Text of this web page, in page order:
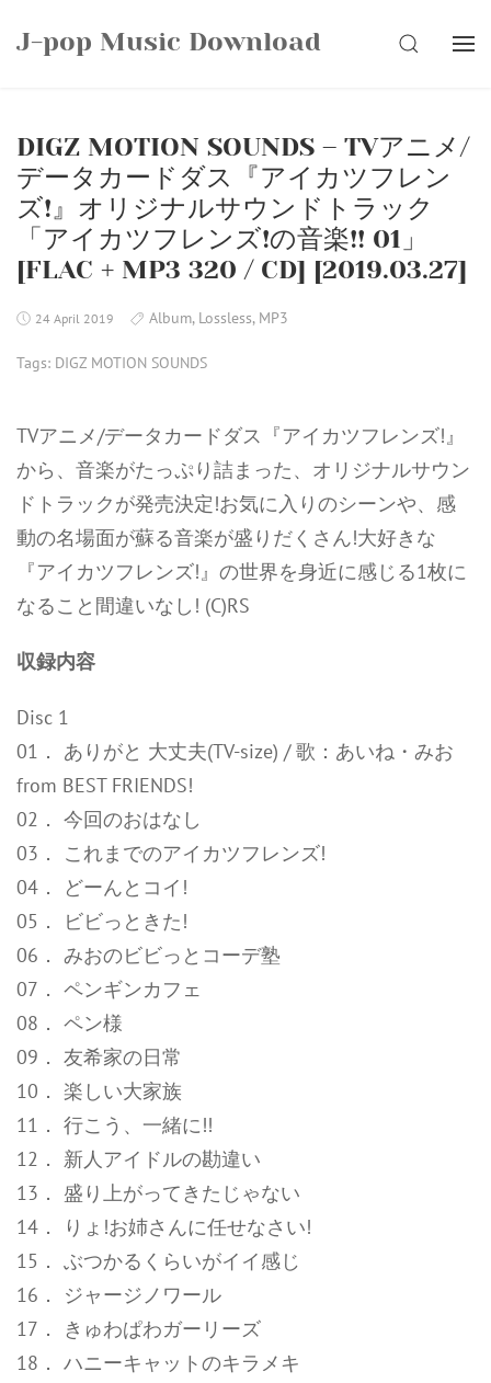
J-pop Music Download SEARCH
DIGZ MOTION SOUNDS – TVアニメ/
データカードダス『アイカツフレン
ズ!』オリジナルサウンドトラック
「アイカツフレンズ!の音楽!! 01」
[FLAC + MP3 320 / CD] [2019.03.27]
24 April 2019 Album, Lossless, MP3
Tags: DIGZ MOTION SOUNDS
TVアニメ/データカードダス『アイカツフレンズ!』
から、音楽がたっぷり詰まった、オリジナルサウン
ドトラックが発売決定!お気に入りのシーンや、感
動の名場面が蘇る音楽が盛りだくさん!大好きな
『アイカツフレンズ!』の世界を身近に感じる1枚に
なること間違いなし! (C)RS
収録内容
Disc 1
01． ありがと 大丈夫(TV-size) / 歌：あいね・みお
from BEST FRIENDS!
02． 今回のおはなし
03． これまでのアイカツフレンズ!
04． どーんとコイ!
05． ビビっときた!
06． みおのビビっとコーデ塾
07． ペンギンカフェ
08． ペン様
09． 友希家の日常
10． 楽しい大家族
11． 行こう、一緒に!!
12． 新人アイドルの勘違い
13． 盛り上がってきたじゃない
14． りょ!お姉さんに任せなさい!
15． ぶつかるくらいがイイ感じ
16． ジャージノワール
17． きゅわぱわガーリーズ
18． ハニーキャットのキラメキ